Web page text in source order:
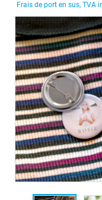
Frais de port en sus, TVA